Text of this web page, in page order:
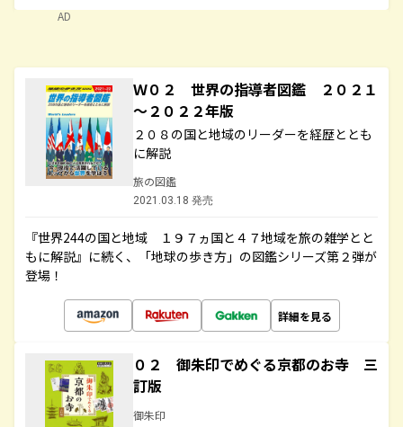
AD
Ｗ０２ 世界の指導者図鑑 ２０２１
～２０２２年版
２０８の国と地域のリーダーを経歴ととも
に解説
旅の図鑑
2021.03.18 発売
『世界244の国と地域 １９７ヵ国と４７地域を旅の雑学とと
もに解説』に続く、「地球の歩き方」の図鑑シリーズ第２弾が
登場！
詳細を見る
０２ 御朱印でめぐる京都のお寺 三
訂版
御朱印